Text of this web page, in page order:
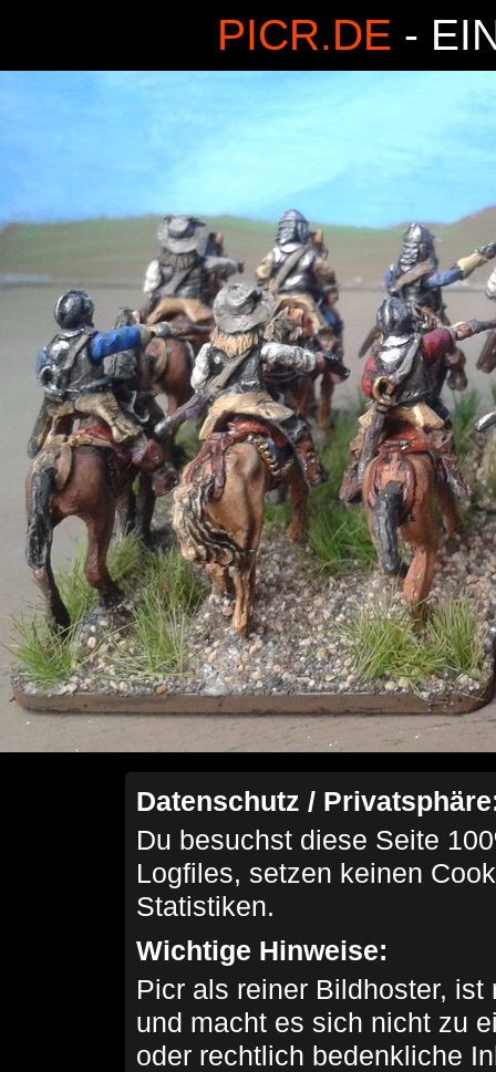
PICR.DE -
Datenschutz /
Du besuchst diese Seite
Logfiles, setzen keinen
Statistiken.
Wichtige Hinweise:
Picr als reiner Bildhoster,
und macht es sich nicht zu
oder rechtlich bedenkliche